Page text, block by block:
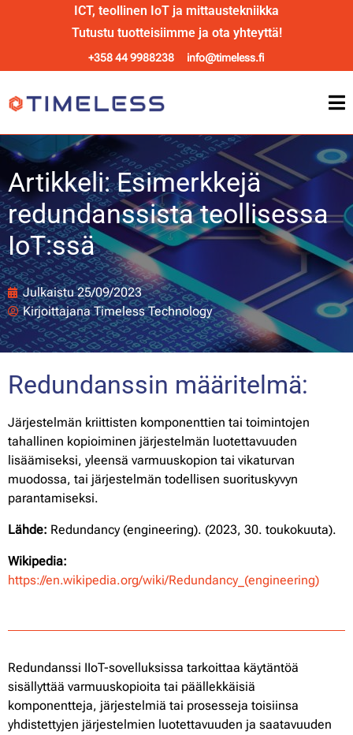
ICT, teollinen IoT ja mittaustekniikka
Tutustu tuotteisiimme ja ota yhteyttä!
+358 44 9988238 info@timeless.fi
Artikkeli: Esimerkkejä
redundanssista teollisessa
IoT:ssä
Julkaistu 25/09/2023
KirjoittajanaTimeless Technology
Redundanssin määritelmä:
Järjestelmän kriittisten komponenttien tai toimintojen
tahallinen kopioiminen järjestelmän luotettavuuden
lisäämiseksi, yleensä varmuuskopion tai vikaturvan
muodossa, tai järjestelmän todellisen suorituskyvyn
parantamiseksi.
Lähde: Redundancy (engineering). (2023, 30. toukokuuta).
Wikipedia:
https://en.wikipedia.org/wiki/Redundancy_(engineering)
Redundanssi IIoT-sovelluksissa tarkoittaa käytäntöä
sisällyttää varmuuskopioita tai päällekkäisiä
komponentteja, järjestelmiä tai prosesseja toisiinsa
yhdistettyjen järjestelmien luotettavuuden ja saatavuuden